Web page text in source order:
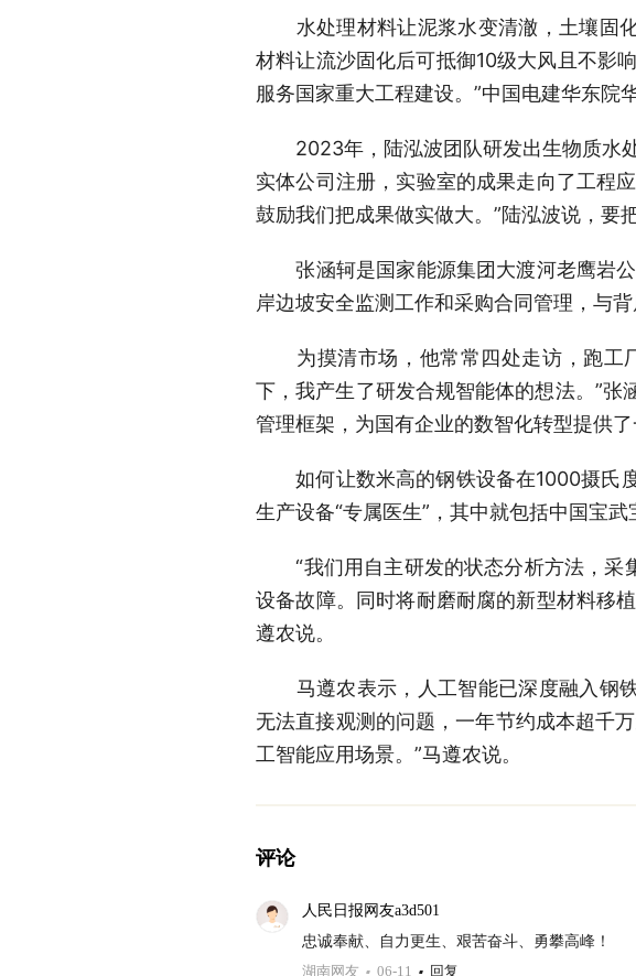
水处理材料让泥浆水变清澈，土壤固化
材料让流沙固化后可抵御10级大风且不
服务国家重大工程建设。”中国电建华东院
2023年，陆泓波团队研发出生物质水处
实体公司注册，实验室的成果走向了工程
鼓励我们把成果做实做大。”陆泓波说，要
张涵轲是国家能源集团大渡河老鹰岩公
岸边坡安全监测工作和采购合同管理，与
为摸清市场，他常常四处走访，跑工
下，我产生了研发合规智能体的想法。”
管理框架，为国有企业的数智化转型提供了
如何让数米高的钢铁设备在1000摄氏度
生产设备“专属医生”，其中就包括中国宝
“我们用自主研发的状态分析方法，采
设备故障。同时将耐磨耐腐的新型材料移
遵农说。
马遵农表示，人工智能已深度融入钢铁
无法直接观测的问题，一年节约成本超千
工智能应用场景。”马遵农说。
评论
人民日报网友a3d501
忠诚奉献、自力更生、艰苦奋斗、勇攀高峰！
湖南网友
06-11 回复